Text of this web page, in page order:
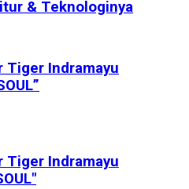
& Teknologinya
Tiger Indramayu
Tiger Indramayu